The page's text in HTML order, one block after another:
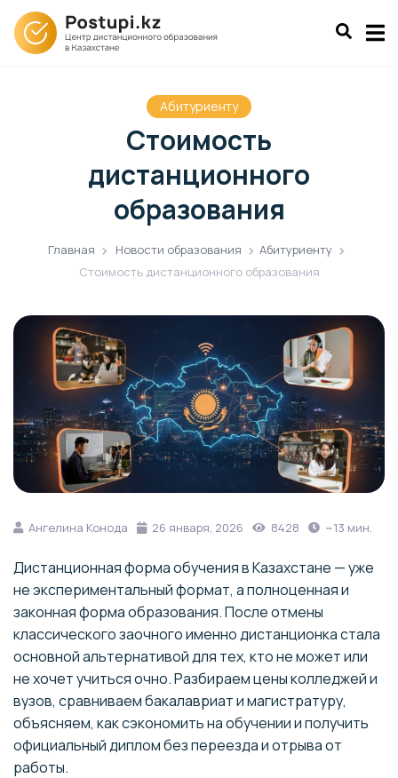
Абитуриенту
Стоимость
дистанционного
образования
Главная Новости образования
Абитуриенту
Стоимость дистанционного образования
Ангелина Конода 26 января, 2026 8428 ~13 мин.
Дистанционная форма обучения в Казахстане — уже
не экспериментальный формат, а полноценная и
законная форма образования. После отмены
классического заочного именно дистанционка стала
основной альтернативой для тех, кто не может или
не хочет учиться очно. Разбираем цены колледжей и
вузов, сравниваем бакалавриат и магистратуру,
объясняем, как сэкономить на обучении и получить
официальный диплом без переезда и отрыва от
работы.